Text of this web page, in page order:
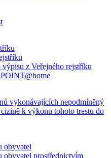
z Veřejného rejstříku
vykonávajících nepodmíněný
k výkonu tohoto trestu do
obyvatel
obyvatel prostřednictvím